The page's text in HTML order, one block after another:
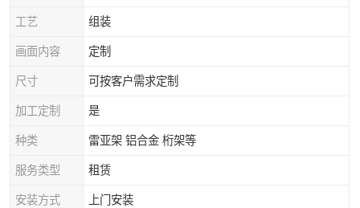
工艺 组装
画面内容 定制
尺寸 可按客户需求定制
加工定制 是
种类 雷亚架 铝合金 桁架等
服务类型 租赁
安装方式 上门安装